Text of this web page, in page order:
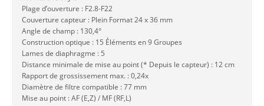
Plage d’ouverture : F2.8-F22
Couverture capteur : Plein Format 24 x 36 mm
Angle de champ : 130,4°
Construction optique : 15 Éléments en 9 Groupes
Lames de diaphragme : 5
Distance minimale de mise au point (* Depuis le capteur) : 12 cm
Rapport de grossissement max. : 0,24x
Diamètre de filtre compatible : 77 mm
Mise au point : AF (E,Z) / MF (RF,L)